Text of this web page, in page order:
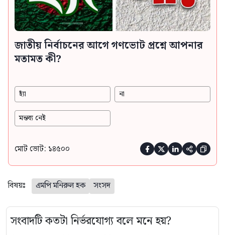
জাতীয় নির্বাচনের আগে গণভোট প্রশ্নে আপনার
মতামত কী?
হ্যাঁ না
মন্তব্য নেই
মোট ভোট: ১৪৫০০     
বিষয়ঃ এমপি মনিরুল হক সংসদ
সংবাদটি কতটা নির্ভরযোগ্য বলে মনে হয়?